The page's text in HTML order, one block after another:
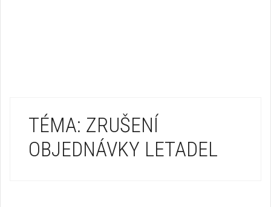
TÉMA: ZRUŠENÍ
OBJEDNÁVKY LETADEL